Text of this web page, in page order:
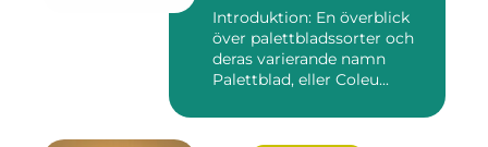
Introduktion: En överblick
över palettbladssorter och
deras varierande namn
Palettblad, eller Coleu...